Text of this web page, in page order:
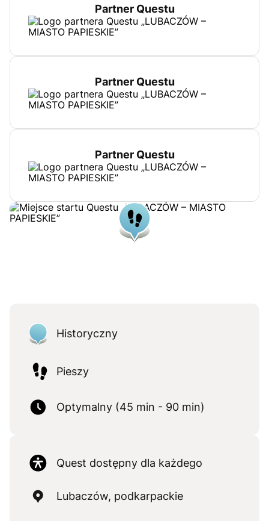
Historyczny
Pieszy
Optymalny (45 min - 90 min)
Quest dostępny dla każdego
Lubaczów, podkarpackie
Partner Questu
Partner Questu
Partner Questu